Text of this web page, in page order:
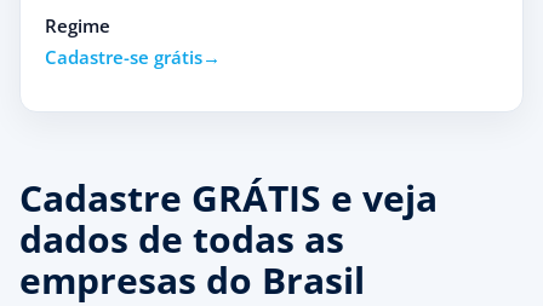
Regime
Cadastre-se grátis
Cadastre GRÁTIS e veja
dados de todas as
empresas do Brasil